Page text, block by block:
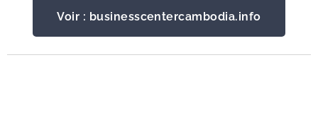
Voir : businesscentercambodia.info